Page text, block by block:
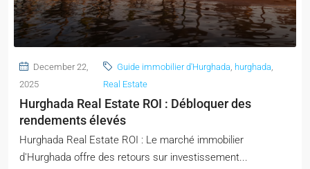
December 22,
2025
Guide immobilier d'Hurghada, hurghada,
Real Estate
Hurghada Real Estate ROI : Débloquer des
rendements élevés
Hurghada Real Estate ROI : Le marché immobilier
d'Hurghada offre des retours sur investissement...